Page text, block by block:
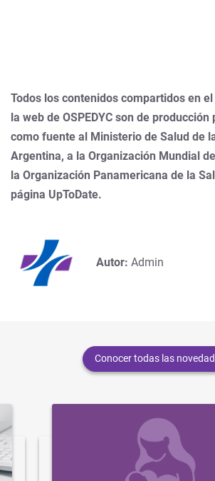
Todos los contenidos compartidos en
la web de OSPEDYC son de
como fuente al Ministerio de Salud de
Argentina, a la Organización Mundial
la Organización Panamericana de la
página UpToDate.
Autor: Admin
Conocer todas las